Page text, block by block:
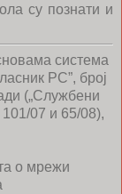
су познати и
система
РС”, број
(„Службени
07 и 65/08),
о мрежи